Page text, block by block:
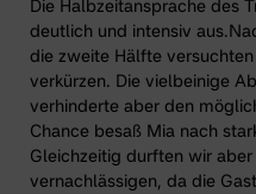
Die Halbzeitansprache des
deutlich und intensiv
die zweite Hälfte
verkürzen. Die vielbeinige
verhinderte aber den
Chance besaß Mia nach
Gleichzeitig durften wir
vernachlässigen, da die